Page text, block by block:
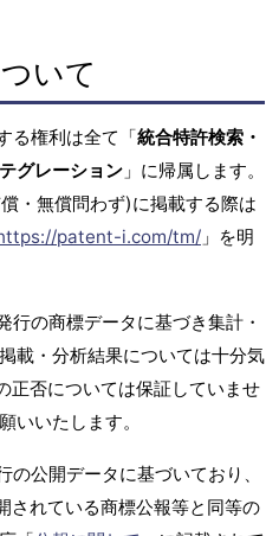
いて
る権利は全て「統合特許検索・
グレーション 」に帰属します。
・無償問わず)に掲載する際は
patent-i.com/tm/ 」を明
行の商標データに基づき集計・
載・分析結果については十分気
正否については保証していませ
いいたします。
公開データに基づいており、
されている商標公報等と同等の